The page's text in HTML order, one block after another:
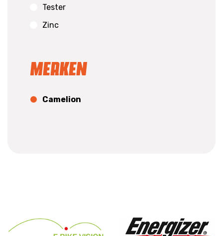
Tester
Zinc
Merken
Camelion